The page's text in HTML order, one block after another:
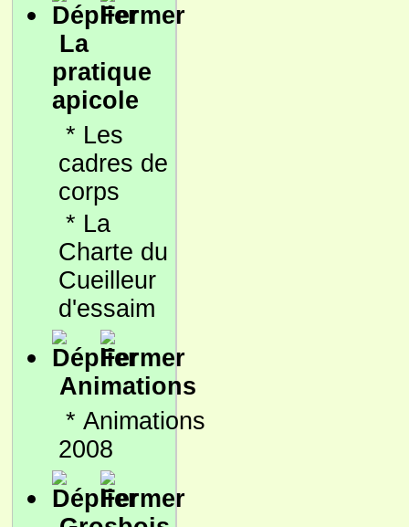
La
pratique
apicole
* Les
cadres de
corps
* La
Charte du
Cueilleur
d'essaim
Animations
* Animations
2008